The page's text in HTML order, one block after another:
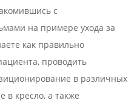
с
на примере ухода за
как правильно
проводить
в различных
в кресло, а также